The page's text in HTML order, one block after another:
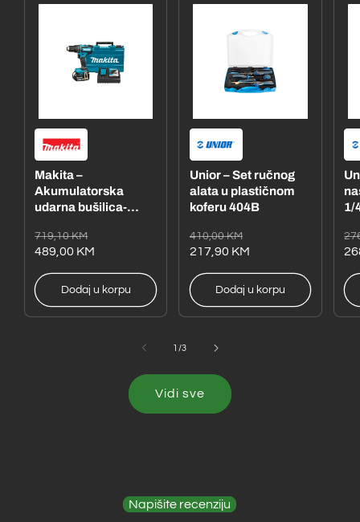
Makita –
Akumulatorska
udarna bušilica-
DHP485RFE1
Redovna
cijena
719,10 KM
Akcijska
cijena
489,00 KM
Dodaj u korpu
Unior – Set ručnog
alata u plastičnom
koferu 404B
Redovna
cijena
410,00 KM
Akcijska
cijena
217,90 KM
Dodaj u korpu
1/
1 /od
3
Vidi sve
Napišite recenziju